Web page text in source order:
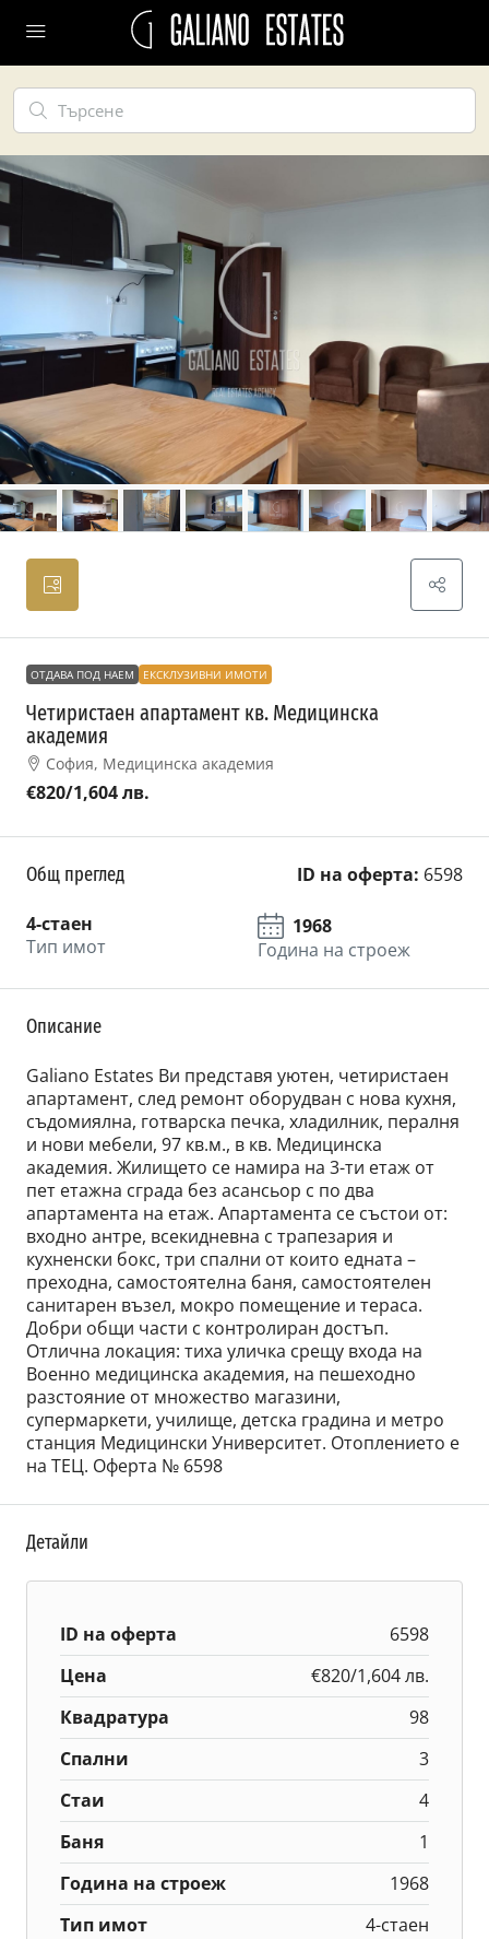
ОТДАВА ПОД НАЕМ ЕКСКЛУЗИВНИ ИМОТИ
Четиристаен апартамент кв. Медицинска
академия
София, Медицинска академия
€820/1,604 лв.
Общ преглед ID на оферта: 6598
4-стаен
Тип имот
1968
Година на строеж
Описание
Galiano Estates Ви представя уютен, четиристаен
апартамент, след ремонт оборудван с нова кухня,
съдомиялна, готварска печка, хладилник, пералня
и нови мебели, 97 кв.м., в кв. Медицинска
академия. Жилището се намира на 3-ти етаж от
пет етажна сграда без асансьор с по два
апартамента на етаж. Апартамента се състои от:
входно антре, всекидневна с трапезария и
кухненски бокс, три спални от които едната –
преходна, самостоятелна баня, самостоятелен
санитарен възел, мокро помещение и тераса.
Добри общи части с контролиран достъп.
Отлична локация: тиха уличка срещу входа на
Военно медицинска академия, на пешеходно
разстояние от множество магазини,
супермаркети, училище, детска градина и метро
станция Медицински Университет. Отоплението е
на ТЕЦ. Оферта № 6598
Детайли
ID на оферта
6598
Цена
€820/1,604 лв.
Квадратура
98
Спални
3
Стаи
4
Баня
1
Година на строеж
1968
Тип имот
4-стаен